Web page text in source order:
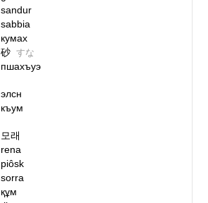
sandur
sabbia
кумах
砂 すな
пшахъуэ
элсн
къум
모래
rena
piôsk
sorra
құм